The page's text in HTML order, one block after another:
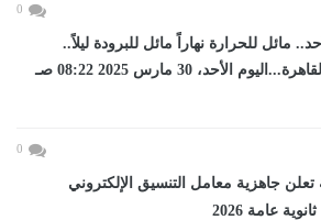
0
مائل للحرارة نهاراً مائل للبرودة ليلاً..
والعظمى فى القاهرة...اليوم الأحد، 30 مارس 2025 08:22 صـ
0
جاهزية معامل التنسيق الإلكتروني
عامة 2026